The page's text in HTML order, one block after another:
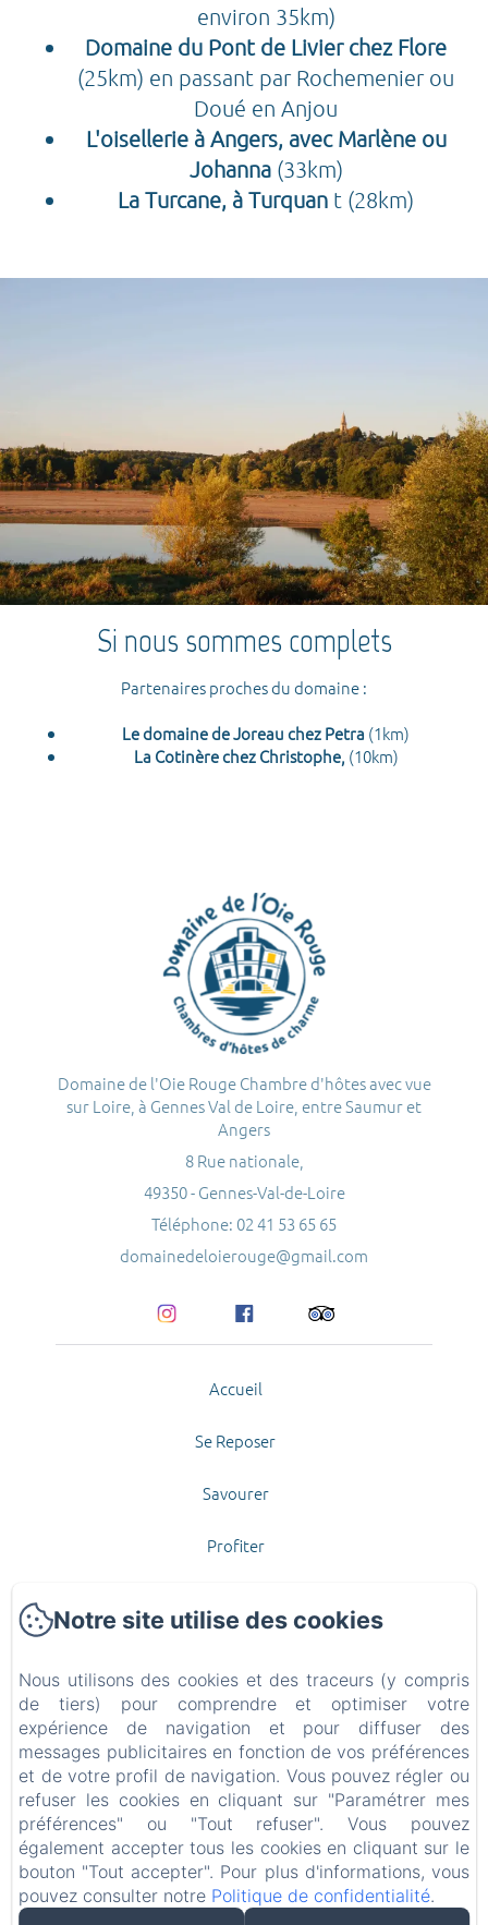
environ 35km)
Domaine du Pont de Livier chez Flore
(25km) en passant par Rochemenier ou
Doué en Anjou
L'oisellerie à Angers, avec Marlène ou
Johanna (33km)
La Turcane, à Turquan t (28km)
Si nous sommes complets
Partenaires proches du domaine :
Le domaine de Joreau chez Petra (1km)
La Cotinère chez Christophe, (10km)
Domaine de l'Oie Rouge Chambre d'hôtes avec vue
sur Loire, à Gennes Val de Loire, entre Saumur et
Angers
8 Rue nationale,
49350 - Gennes-Val-de-Loire
Téléphone: 02 41 53 65 65
domainedeloierouge@gmail.com
Accueil
Se Reposer
Savourer
Profiter
Politique de confidentialité
Informations légales
Informations sur les cookies
EN FR
Notre site utilise des cookies
Nous utilisons des cookies et des traceurs (y compris
de tiers) pour comprendre et optimiser votre
expérience de navigation et pour diffuser des
messages publicitaires en fonction de vos préférences
et de votre profil de navigation. Vous pouvez régler ou
refuser les cookies en cliquant sur "Paramétrer mes
préférences" ou "Tout refuser". Vous pouvez
également accepter tous les cookies en cliquant sur le
bouton "Tout accepter". Pour plus d'informations, vous
pouvez consulter notre Politique de confidentialité.